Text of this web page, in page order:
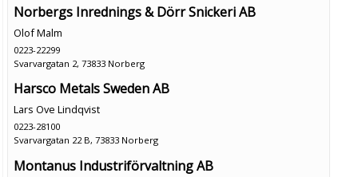
Norbergs Inrednings & Dörr Snickeri AB
Olof Malm
0223-22299
Svarvargatan 2, 73833 Norberg
Harsco Metals Sweden AB
Lars Ove Lindqvist
0223-28100
Svarvargatan 22 B, 73833 Norberg
Montanus Industriförvaltning AB